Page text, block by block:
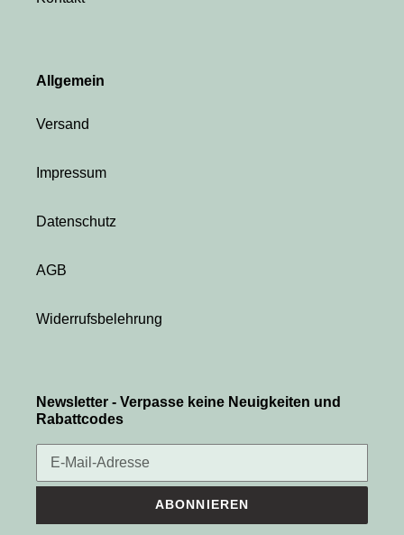
Allgemein
Versand
Impressum
Datenschutz
AGB
Widerrufsbelehrung
Newsletter - Verpasse keine Neuigkeiten und
Rabattcodes
ABONNIEREN